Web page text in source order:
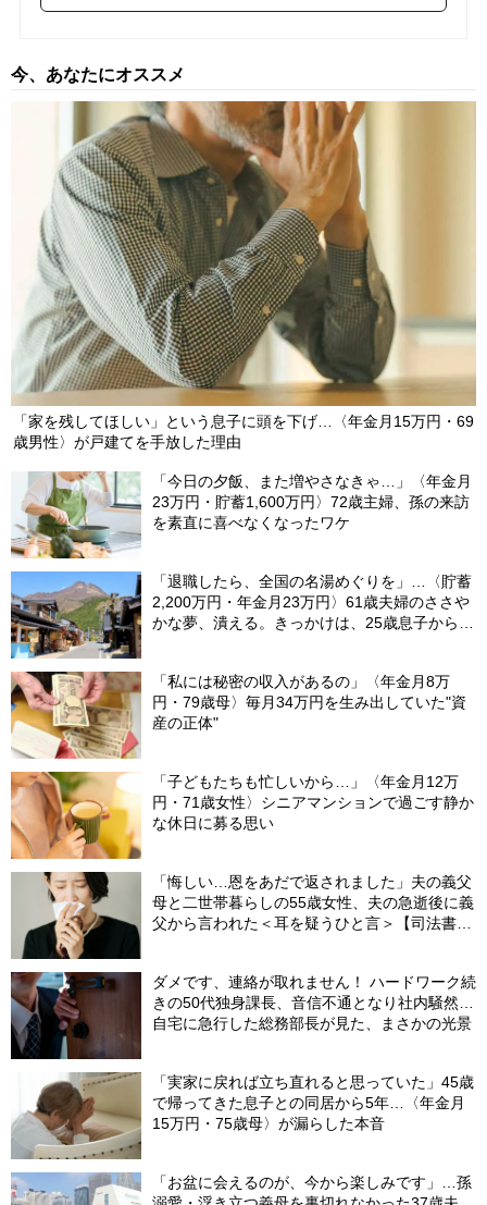
【第12回】 ハワイ不動産を子に継がせたいが…「TODD」の失敗
【第11回】 亡き母の遺した「ハワイ物件」、一人娘が相続した
ものの…2020/02/25
今、あなたにオススメ
「家を残してほしい」という息子に頭を下げ…〈年金月15万円・69
歳男性〉が戸建てを手放した理由
「今日の夕飯、また増やさなきゃ…」〈年金月
23万円・貯蓄1,600万円〉72歳主婦、孫の来訪
を素直に喜べなくなったワケ
「退職したら、全国の名湯めぐりを」…〈貯蓄
2,200万円・年金月23万円〉61歳夫婦のささや
かな夢、潰える。きっかけは、25歳息子から届
「私には秘密の収入があるの」〈年金月8万
円・79歳母〉毎月34万円を生み出していた"資
産の正体"
「子どもたちも忙しいから…」〈年金月12万
円・71歳女性〉シニアマンションで過ごす静か
な休日に募る思い
「悔しい…恩をあだで返されました」夫の義父
母と二世帯暮らしの55歳女性、夫の急逝後に義
父から言われた＜耳を疑うひと言＞【司法書士
ダメです、連絡が取れません！ ハードワーク続
きの50代独身課長、音信不通となり社内騒然…
自宅に急行した総務部長が見た、まさかの光景
「実家に戻れば立ち直れると思っていた」45歳
で帰ってきた息子との同居から5年…〈年金月
15万円・75歳母〉が漏らした本音
「お盆に会えるのが、今から楽しみです」…孫